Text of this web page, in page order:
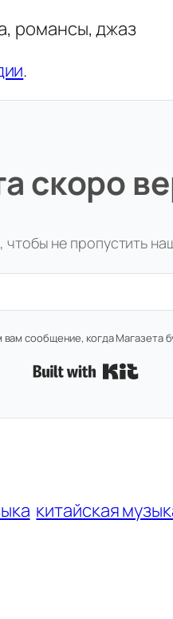
романсы, джаз
.
скоро
не пропустить
сообщение, когда Магазета
китайская